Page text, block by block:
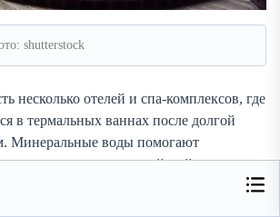
shutterstock
несколько отелей и спа-комплексов, где
в термальных ваннах после долгой
Минеральные воды помогают
и являются частью корейской культуры